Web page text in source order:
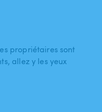
propriétaires sont
allez y les yeux